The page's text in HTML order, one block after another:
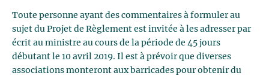
Toute personne ayant des commentaires à formuler au
sujet du Projet de Règlement est invitée à les adresser par
écrit au ministre au cours de la période de 45 jours
débutant le 10 avril 2019. Il est à prévoir que diverses
associations monteront aux barricades pour obtenir du